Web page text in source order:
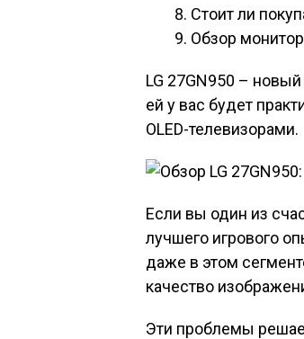
Стоит ли
Обзор
LG 27GN950 –
ей у вас будет
OLED-телевизорами.
Если вы один из
лучшего игрового
даже в этом
качество
Эти проблемы